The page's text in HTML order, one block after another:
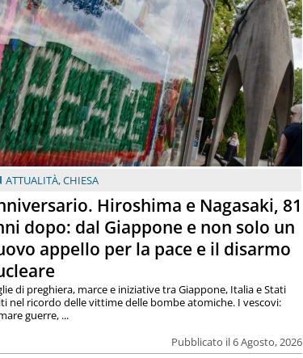
ATTUALITÀ,CHIESA
Hiroshima e Nagasaki, 81
dopo: dal Giappone e non solo un
appello per la pace e il disarmo
Pubblicato il 6 Agosto, 2026
di preghiera, marce e iniziative tra Giappone, Italia e Stati
nel ricordo delle vittime delle bombe atomiche. I vescovi:
guerre, ...